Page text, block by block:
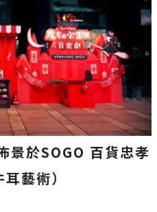
於SOGO 百貨忠孝
藝術）